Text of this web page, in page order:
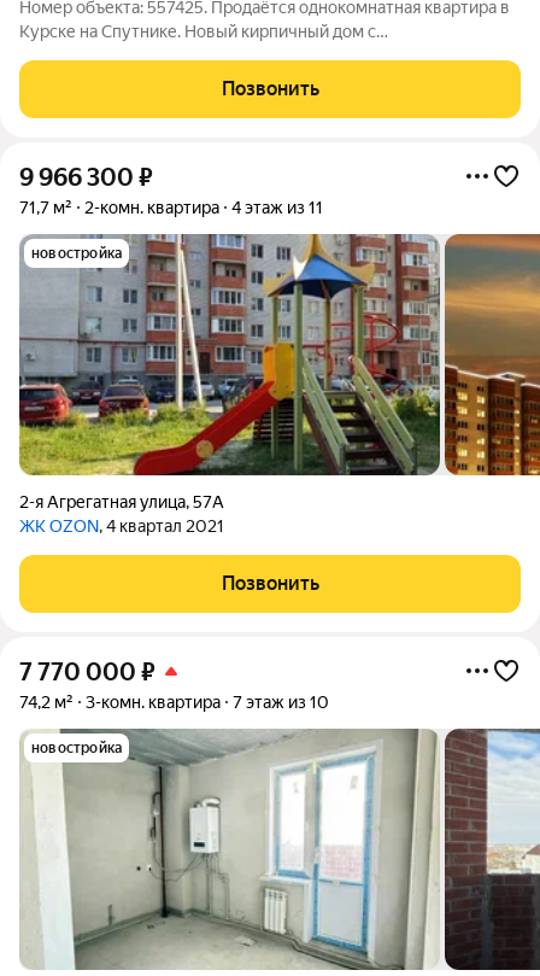
Номер объекта: 557425. Продаётся однокомнатная квартира в
Курске на Спутнике. Новый кирпичный дом с
недвижимость под реализацию. Квартира с черновой
отделкой, поквартирное отопление, окна и трубы
Позвонить
9 966 300 ₽
71,7 м² 2-комн. квартира 4 этаж из 11
новостройка
2-я Агрегатная улица,57А
ЖК OZON, 4 квартал 2021
Позвонить
7 770 000 ₽
74,2 м² 3-комн. квартира 7 этаж из 10
новостройка